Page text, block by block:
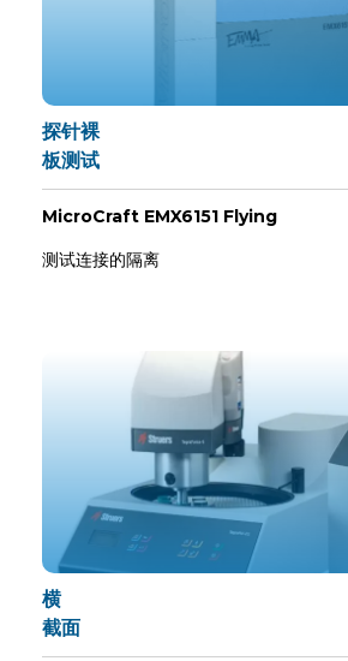
探针裸
板测试
MicroCraft EMX6151 Flying
测试连接的隔离
横
截面